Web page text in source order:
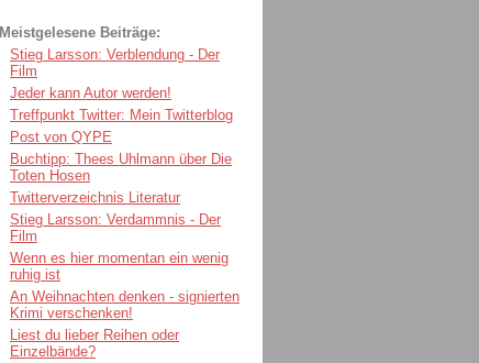
Meistgelesene Beiträge:
Stieg Larsson: Verblendung - Der
Film
Jeder kann Autor werden!
Treffpunkt Twitter: Mein Twitterblog
Post von QYPE
Buchtipp: Thees Uhlmann über Die
Toten Hosen
Twitterverzeichnis Literatur
Stieg Larsson: Verdammnis - Der
Film
Wenn es hier momentan ein wenig
ruhig ist
An Weihnachten denken - signierten
Krimi verschenken!
Liest du lieber Reihen oder
Einzelbände?